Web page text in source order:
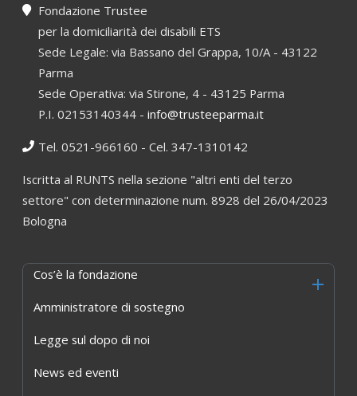
Fondazione Trustee
per la domiciliarità dei disabili ETS
Sede Legale: via Bassano del Grappa, 10/A - 43122
Parma
Sede Operativa: via Stirone, 4 - 43125 Parma
P.I. 02153140344 - info@trusteeparma.it
Tel. 0521-966160 - Cel. 347-1310142
Iscritta al RUNTS nella sezione "altri enti del terzo
settore" con determinazione num. 8928 del 26/04/2023
Bologna
Cos’è la fondazione
Amministratore di sostegno
Legge sul dopo di noi
News ed eventi